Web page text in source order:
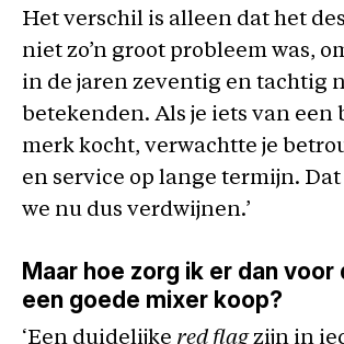
Het verschil is alleen dat het
niet zo’n groot probleem was,
in de jaren zeventig en tachtig
betekenden. Als je iets van een
merk kocht, verwachtte je
en service op lange termijn.
we nu dus verdwijnen.’
Maar hoe zorg ik er dan voor
een goede mixer koop?
‘Een duidelijke red flagzijn in